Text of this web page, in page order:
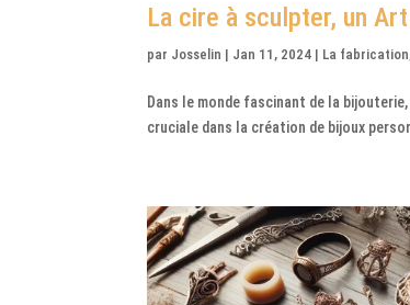
La cire à sculpter, un
par Josselin | Jan 11, 2024 | La fabrication
Dans le monde fascinant de la
cruciale dans la création de bijoux